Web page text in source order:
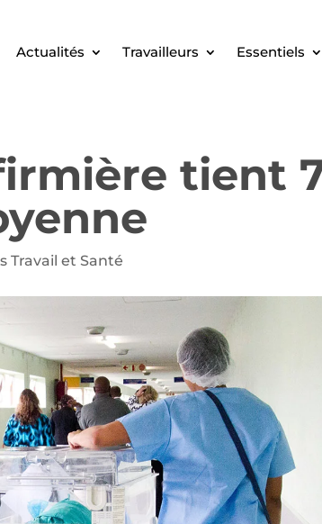
Actualités Travailleurs Essentiels
tient
Travail et Santé